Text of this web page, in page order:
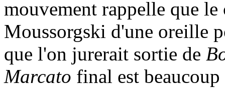
mouvement rappelle que
Moussorgski d'une oreille
que l'on jurerait sortie de
Marcato final est